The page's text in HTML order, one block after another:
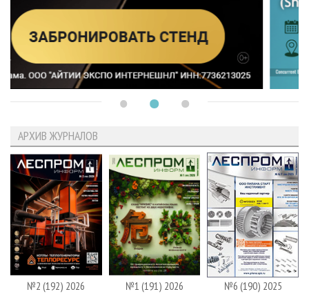
АРХИВ ЖУРНАЛОВ
№2 (192) 2026 №1 (191) 2026 №6 (190) 2025